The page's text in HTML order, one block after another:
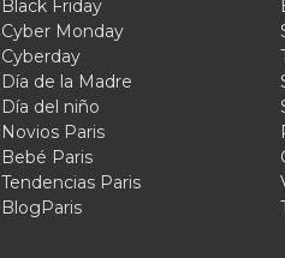
Black Friday
Cyber Monday
Cyberday
Día de la Madre
Día del niño
Novios Paris
Bebé Paris
Tendencias Paris
BlogParis